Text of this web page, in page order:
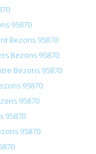
95870
Bezons 95870
Bezons 95870
Bezons 95870
95870
95870
95870
95870